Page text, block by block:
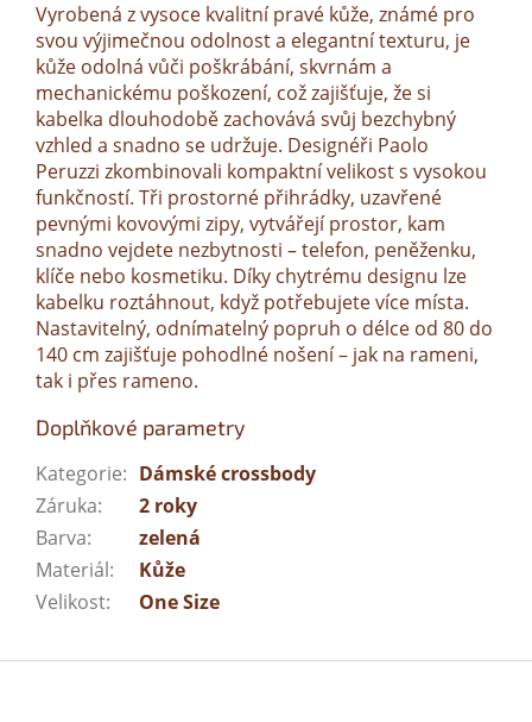
Vyrobená z vysoce kvalitní pravé kůže, známé pro
svou výjimečnou odolnost a elegantní texturu, je
kůže odolná vůči poškrábání, skvrnám a
mechanickému poškození, což zajišťuje, že si
kabelka dlouhodobě zachovává svůj bezchybný
vzhled a snadno se udržuje. Designéři Paolo
Peruzzi zkombinovali kompaktní velikost s vysokou
funkčností. Tři prostorné přihrádky, uzavřené
pevnými kovovými zipy, vytvářejí prostor, kam
snadno vejdete nezbytnosti – telefon, peněženku,
klíče nebo kosmetiku. Díky chytrému designu lze
kabelku roztáhnout, když potřebujete více místa.
Nastavitelný, odnímatelný popruh o délce od 80 do
140 cm zajišťuje pohodlné nošení – jak na rameni,
tak i přes rameno.
Doplňkové parametry
Kategorie: Dámské crossbody
Záruka:
2 roky
Barva:
zelená
Materiál:
Kůže
Velikost: One Size